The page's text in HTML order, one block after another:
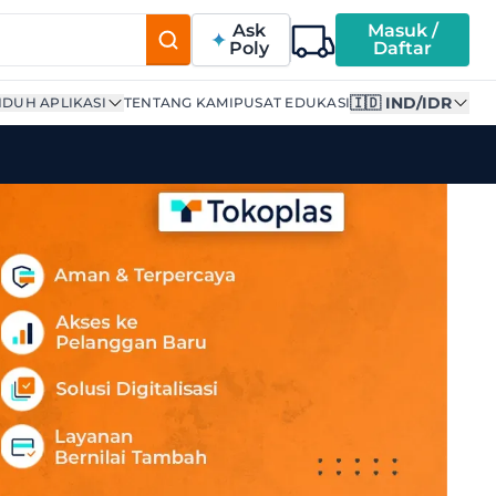
Ask
Poly
Masuk /
Daftar
APLIKASI TENTANG KAMIPUSAT EDUKASI🇮🇩 IND/IDR
Supplier Terpercaya